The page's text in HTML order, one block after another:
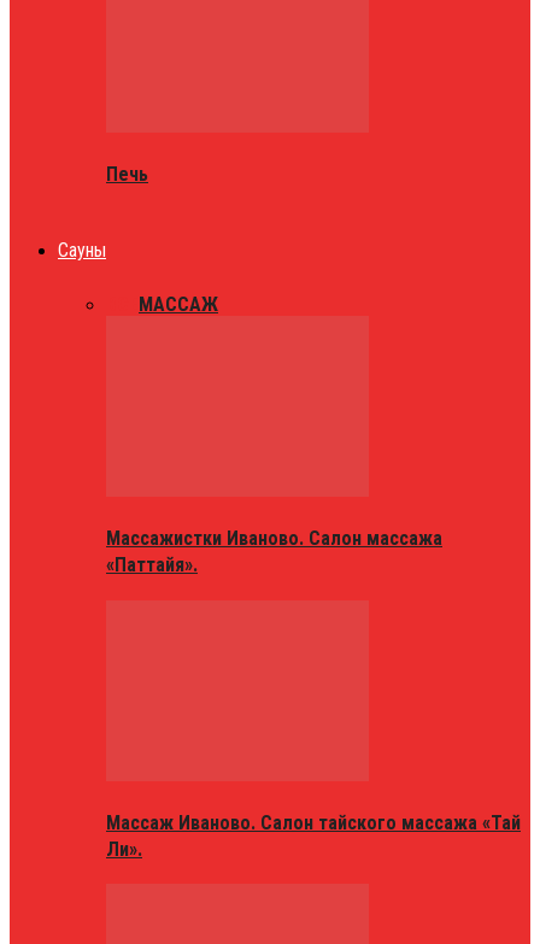
Печь
Сауны
МАССАЖ
Массажистки Иваново. Салон массажа
«Паттайя».
Массаж Иваново. Салон тайского массажа «Тай
Ли».